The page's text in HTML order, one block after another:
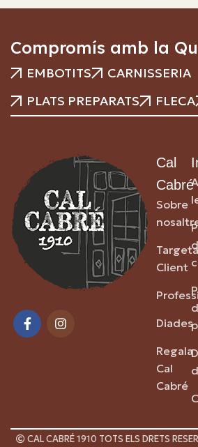
Compromís amb la
EMBOTITS
CARNISSERIA
PLATS PREPARATS
FLECA
Cal
Cabré
Sobre
Targeta
Client
Diades
Regala
Cal
Cabré
CAL CABRÉ 1910 TOTS ELS DRETS